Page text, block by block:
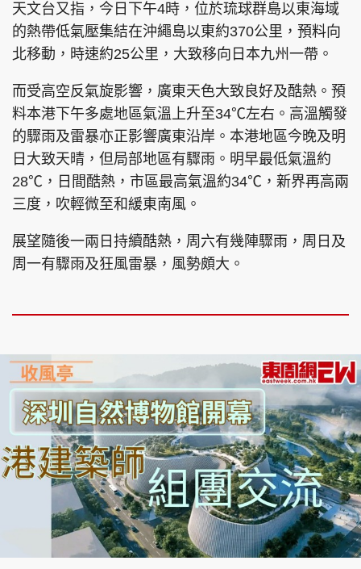
天文台又指，今日下午4時，位於琉球群島以東海域
的熱帶低氣壓集結在沖繩島以東約370公里，預料向
北移動，時速約25公里，大致移向日本九州一帶。
而受高空反氣旋影響，廣東天色大致良好及酷熱。預
料本港下午多處地區氣溫上升至34℃左右。高溫觸發
的驟雨及雷暴亦正影響廣東沿岸。本港地區今晚及明
日大致天晴，但局部地區有驟雨。明早最低氣溫約
28℃，日間酷熱，市區最高氣溫約34℃，新界再高兩
三度，吹輕微至和緩東南風。
展望隨後一兩日持續酷熱，周六有幾陣驟雨，周日及
周一有驟雨及狂風雷暴，風勢頗大。